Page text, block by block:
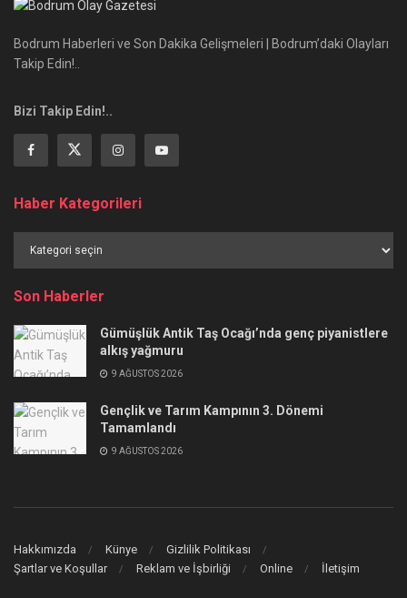
Bodrum Haberleri ve Son Dakika Gelişmeleri | Bodrum’daki Olayları
Takip Edin!..
Bizi Takip Edin!..
Haber Kategorileri
Kategorileri
Son Haberler
Gümüşlük Antik Taş Ocağı’nda genç piyanistlere
alkış yağmuru
9 AĞUSTOS 2026
Gençlik ve Tarım Kampının 3. Dönemi
Tamamlandı
9 AĞUSTOS 2026
Hakkımızda Künye
Gizlilik Politikası
Şartlar ve Koşullar
Reklam ve İşbirliği Online İletişim